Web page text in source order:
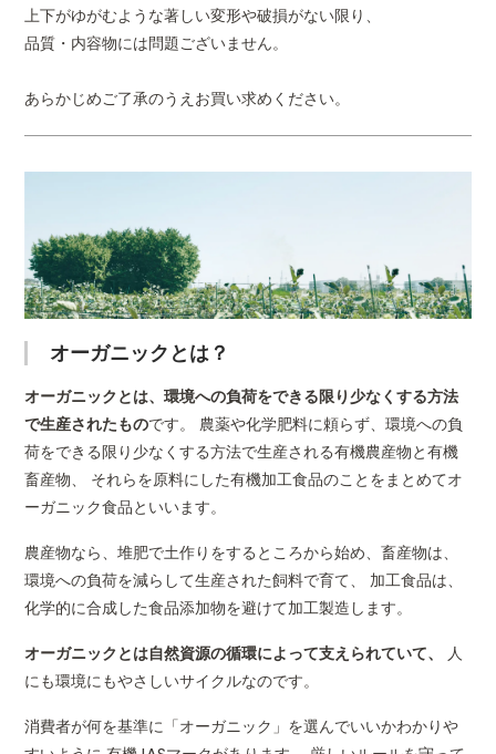
上下がゆがむような著しい変形や破損がない限り、
品質・内容物には問題ございません。
あらかじめご了承のうえお買い求めください。
オーガニックとは？
オーガニックとは、環境への負荷をできる限り少なくする方法
で生産されたものです。 農薬や化学肥料に頼らず、環境への負
荷をできる限り少なくする方法で生産される有機農産物と有機
畜産物、 それらを原料にした有機加工食品のことをまとめてオ
ーガニック食品といいます。
農産物なら、堆肥で土作りをするところから始め、畜産物は、
環境への負荷を減らして生産された飼料で育て、 加工食品は、
化学的に合成した食品添加物を避けて加工製造します。
オーガニックとは自然資源の循環によって支えられていて、
人
にも環境にもやさしいサイクルなのです。
消費者が何を基準に「オーガニック」を選んでいいかわかりや